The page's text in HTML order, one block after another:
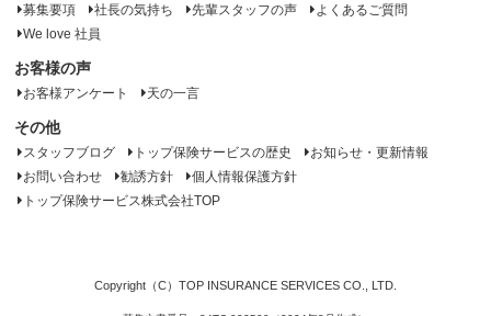
募集要項 社長の気持ち 先輩スタッフの声
よくあるご質問
We love 社員
お客様の声
お客様アンケート 天の一言
その他
スタッフブログ トップ保険サービスの歴史
お知らせ・更新情報
お問い合わせ
勧誘方針
個人情報保護方針
トップ保険サービス株式会社TOP
Copyright（C）TOP INSURANCE SERVICES CO., LTD.